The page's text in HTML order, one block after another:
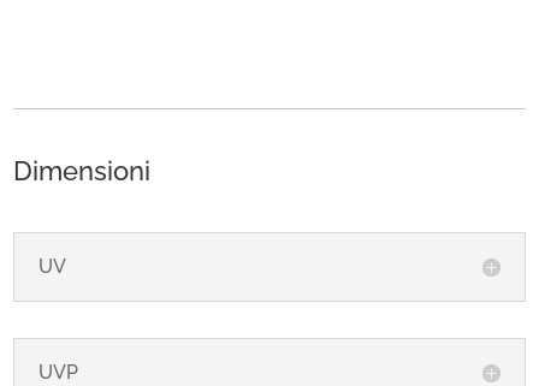
Dimensioni
UV
UVP